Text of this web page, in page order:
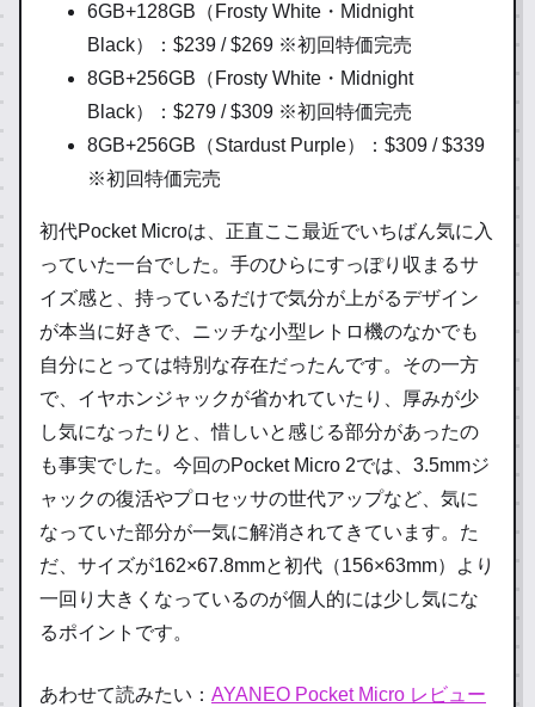
6GB+128GB（Frosty White・Midnight
Black）：$239 / $269 ※初回特価完売
8GB+256GB（Frosty White・Midnight
Black）：$279 / $309 ※初回特価完売
8GB+256GB（Stardust Purple）：$309 / $339
※初回特価完売
初代Pocket Microは、正直ここ最近でいちばん気に入
っていた一台でした。手のひらにすっぽり収まるサ
イズ感と、持っているだけで気分が上がるデザイン
が本当に好きで、ニッチな小型レトロ機のなかでも
自分にとっては特別な存在だったんです。その一方
で、イヤホンジャックが省かれていたり、厚みが少
し気になったりと、惜しいと感じる部分があったの
も事実でした。今回のPocket Micro 2では、3.5mmジ
ャックの復活やプロセッサの世代アップなど、気に
なっていた部分が一気に解消されてきています。た
だ、サイズが162×67.8mmと初代（156×63mm）より
一回り大きくなっているのが個人的には少し気にな
るポイントです。
あわせて読みたい： AYANEO Pocket Micro レビュー